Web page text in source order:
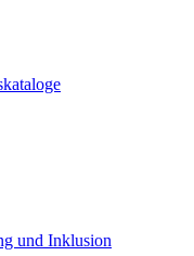
und Inklusion